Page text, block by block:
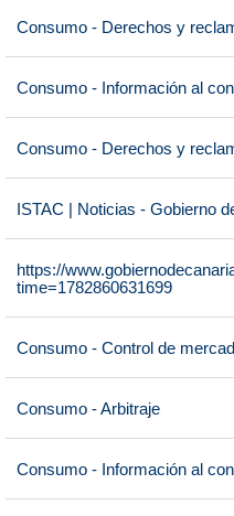
Consumo - Derechos y
Consumo - Información al
Consumo - Derechos y
ISTAC | Noticias - Gobierno
https://
time=1782860631699
Consumo - Control de
Consumo - Arbitraje
Consumo - Información al